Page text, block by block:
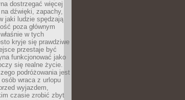
dostrzegać więcej
dźwięki, zapachy,
jaki ludzie spędzają
poza głównym
w tych
kryje się prawdziwe
przestaje być
funkcjonować jako
się realne życie.
podróżowania jest
wraca z urlopu
wyjazdem,
czasie zrobić zbyt